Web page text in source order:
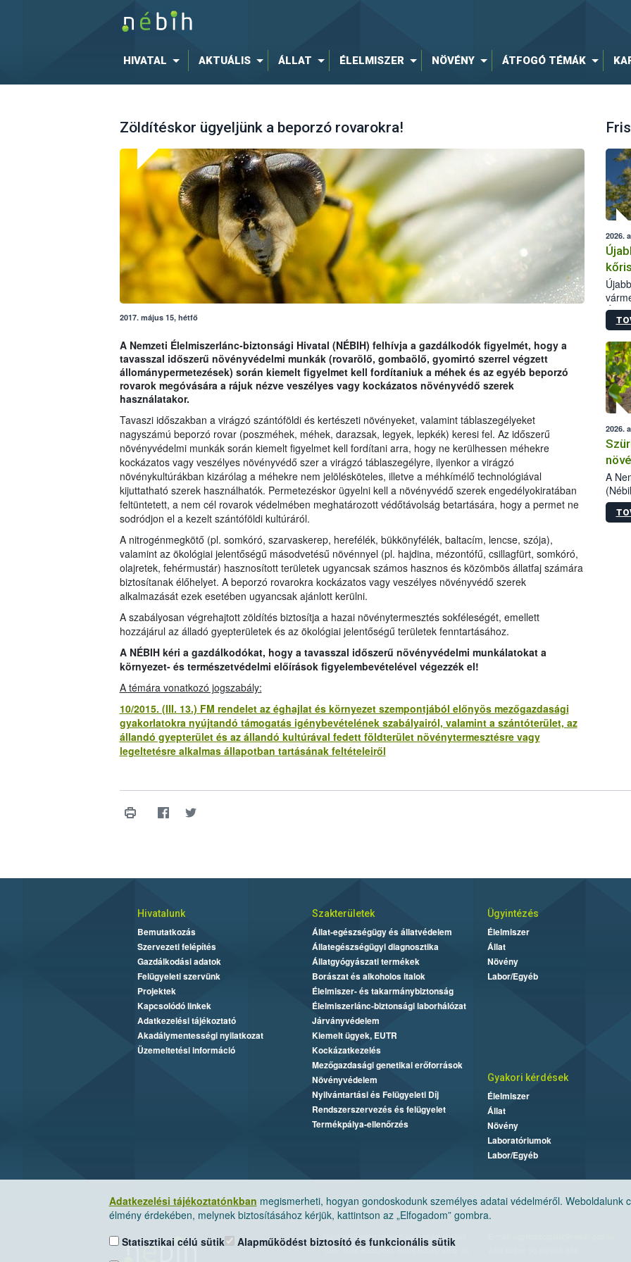
HIVATAL AKTUÁLIS ÁLLAT ÉLELMISZER NÖVÉNY ÁTFOGÓ TÉMÁK
Zöldítéskor ügyeljünk a beporzó rovarokra!
2017. május 15, hétfő
A Nemzeti Élelmiszerlánc-biztonsági Hivatal (NÉBIH) felhívja a gazdálkodók figyelmét, hogy a
tavasszal időszerű növényvédelmi munkák (rovarölő, gombaölő, gyomirtó szerrel végzett
állománypermetezések) során kiemelt figyelmet kell fordítaniuk a méhek és az egyéb beporzó
rovarok megóvására a rájuk nézve veszélyes vagy kockázatos növényvédő szerek
használatakor.
Tavaszi időszakban a virágzó szántóföldi és kertészeti növényeket, valamint táblaszegélyeket
nagyszámú beporzó rovar (poszméhek, méhek, darazsak, legyek, lepkék) keresi fel. Az időszerű
növényvédelmi munkák során kiemelt figyelmet kell fordítani arra, hogy ne kerülhessen méhekre
kockázatos vagy veszélyes növényvédő szer a virágzó táblaszegélyre, ilyenkor a virágzó
növénykultúrákban kizárólag a méhekre nem jelölésköteles, illetve a méhkímélő technológiával
kijuttatható szerek használhatók. Permetezéskor ügyelni kell a növényvédő szerek engedélyokiratában
feltüntetett, a nem cél rovarok védelmében meghatározott védőtávolság betartására, hogy a permet ne
sodródjon el a kezelt szántóföldi kultúráról.
A nitrogénmegkötő (pl. somkóró, szarvaskerep, herefélék, bükkönyfélék, baltacím, lencse, szója),
valamint az ökológiai jelentőségű másodvetésű növénnyel (pl. hajdina, mézontófű, csillagfürt, somkóró,
olajretek, fehérmustár) hasznosított területek ugyancsak számos hasznos és közömbös állatfaj számára
biztosítanak élőhelyet. A beporzó rovarokra kockázatos vagy veszélyes növényvédő szerek
alkalmazását ezek esetében ugyancsak ajánlott kerülni.
A szabályosan végrehajtott zöldítés biztosítja a hazai növénytermesztés sokféleségét, emellett
hozzájárul az álladó gyepterületek és az ökológiai jelentőségű területek fenntartásához.
A NÉBIH kéri a gazdálkodókat, hogy a tavasszal időszerű növényvédelmi munkálatokat a
környezet- és természetvédelmi előírások figyelembevételével végezzék el!
A témára vonatkozó jogszabály:
10/2015. (III. 13.) FM rendelet az éghajlat és környezet szempontjából előnyös mezőgazdasági
gyakorlatokra nyújtandó támogatás igénybevételének szabályairól, valamint a szántóterület, az
állandó gyepterület és az állandó kultúrával fedett földterület növénytermesztésre vagy
legeltetésre alkalmas állapotban tartásának feltételeiről
2026.
2026.
A
Adatkezelési tájékoztatónkban megismerheti, hogyan gondoskodunk személyes adatai védelméről. Weboldalunk
élmény érdekében, melynek biztosításához kérjük, kattintson az „Elfogadom” gombra.
Statisztikai célú sütik
Alapműködést biztosító és funkcionális sütik
Hivatalunk
Bemutatkozás
Szervezeti felépítés
Gazdálkodási adatok
Felügyeleti szervünk
Projektek
Kapcsolódó linkek
Adatkezelési tájékoztató
Akadálymentességi nyilatkozat
Üzemeltetési információ
Szakterületek
Állat-egészségügy és állatvédelem
Állategészségügyi diagnosztika
Állatgyógyászati termékek
Borászat és alkoholos italok
Élelmiszer- és takarmánybiztonság
Élelmiszerlánc-biztonsági laborhálózat
Járványvédelem
Kiemelt ügyek, EUTR
Kockázatkezelés
Mezőgazdasági genetikai erőforrások
Növényvédelem
Nyilvántartási és Felügyeleti Díj
Rendszerszervezés és felügyelet
Termékpálya-ellenőrzés
Ügyintézés
Élelmiszer
Állat
Növény
Labor/Egyéb
Gyakori kérdések
Élelmiszer
Állat
Növény
Laboratóriumok
Labor/Egyéb
Nemzeti Élelmiszerlánc-biztonsági Hivatal